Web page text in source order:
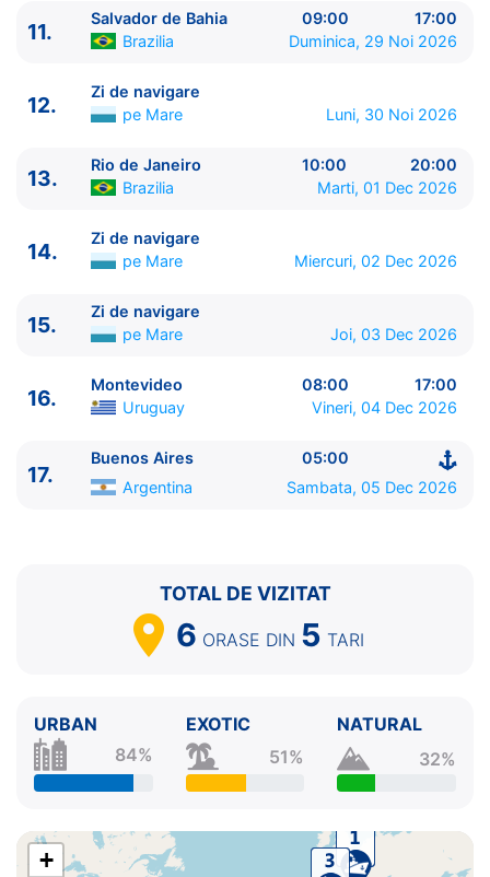
Zi de navigare pe Mare
0:00 - 0:00
15.
Zi de navigare
0:00 - 0:00
Buenos Aires Argentina
11.
Salvador de Bahia 09:00
17:00
Brazilia
Duminica, 29 Noi 2026
12.
Zi de navigare
pe Mare
Luni, 30 Noi 2026
13.
Rio de Janeiro 10:00
20:00
Brazilia
Marti, 01 Dec 2026
14.
Zi de navigare
pe Mare
Miercuri, 02 Dec 2026
15.
Zi de navigare
pe Mare
Joi, 03 Dec 2026
16.
Montevideo 08:00
17:00
Uruguay
Vineri, 04 Dec 2026
17.
Buenos Aires
05:00
Argentina
Sambata, 05 Dec 2026
TOTAL DE VIZITAT
6 ORASE DIN 5 TARI
URBAN
84%
EXOTIC
51%
NATURAL
32%
+